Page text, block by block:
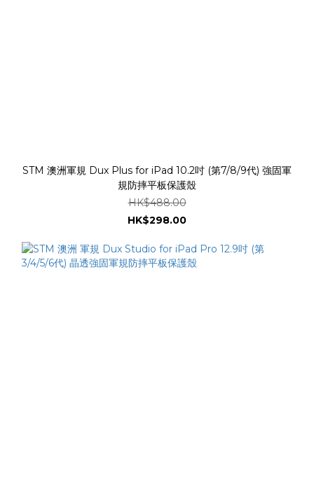
STM 澳洲軍規 Dux Plus for iPad 10.2吋 (第7/8/9代) 強固軍
規防摔平板保護殼
HK$488.00
HK$298.00